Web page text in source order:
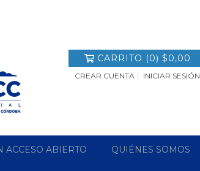
CARRITO (0) $0,00
CREAR CUENTA INICIAR SESIÓN
ACCESO ABIERTO QUIÉNES SOMOS